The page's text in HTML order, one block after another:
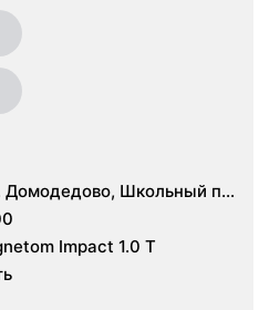
Домодедово, Школьный пр.,
Impact 1.0 Т